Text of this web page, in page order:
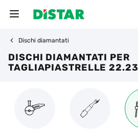
Dischi diamantati
DISCHI DIAMANTATI PER
TAGLIAPIASTRELLE 22.23